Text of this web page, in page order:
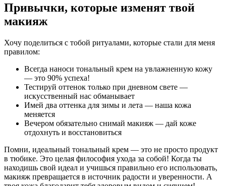
Привычки, которые изменят твой
макияж
Хочу поделиться с тобой ритуалами, которые стали для меня
правилом:
Всегда наноси тональный крем на увлажненную кожу
— это 90% успеха!
Тестируй оттенок только при дневном свете —
искусственный нас обманывает
Имей два оттенка для зимы и лета — наша кожа
меняется
Вечером обязательно снимай макияж — дай коже
отдохнуть и восстановиться
Помни, идеальный тональный крем — это не просто продукт
в тюбике. Это целая философия ухода за собой! Когда ты
находишь свой идеал и учишься правильно его использовать,
макияж превращается в источник радости и уверенности. А